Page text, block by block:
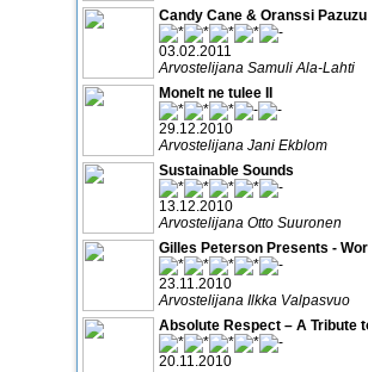
Candy Cane & Oranssi
03.02.2011
Arvostelijana Samuli Ala-Lahti
Monelt ne tulee II
29.12.2010
Arvostelijana Jani Ekblom
Sustainable Sounds
13.12.2010
Arvostelijana Otto Suuronen
Gilles Peterson Presents -
23.11.2010
Arvostelijana Ilkka Valpasvuo
Absolute Respect – A Tribute
20.11.2010